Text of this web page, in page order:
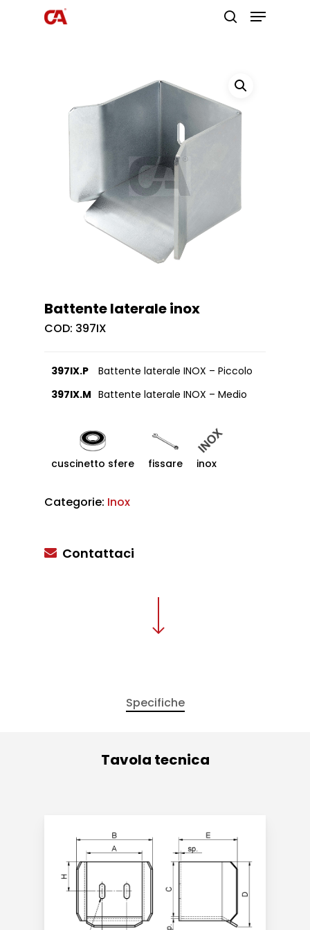
Battente laterale inox
COD: 397IX
397IX.P
Battente laterale INOX – Piccolo
397IX.M Battente laterale INOX – Medio
cuscinetto sfere fissare inox
Categorie: Inox
Contattaci
Specifiche
Tavola tecnica